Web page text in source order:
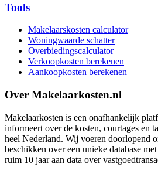
Tools
Makelaarskosten calculator
Woningwaarde schatter
Overbiedingscalculator
Verkoopkosten berekenen
Aankoopkosten berekenen
Over Makelaarkosten.nl
Makelaarkosten is een onafhankelijk
informeert over de kosten, courtages en
heel Nederland. Wij voeren doorlopend
beschikken over een unieke database
ruim 10 jaar aan data over